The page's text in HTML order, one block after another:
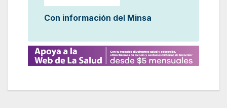
Con información del Minsa